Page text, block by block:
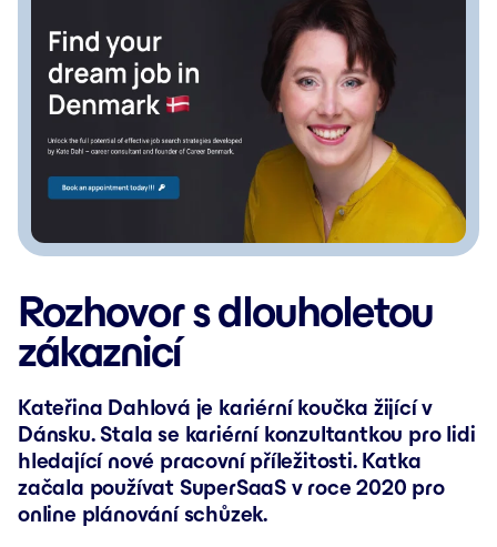
Rozhovor s dlouholetou
zákaznicí
Kateřina Dahlová je kariérní koučka žijící v
Dánsku. Stala se kariérní konzultantkou pro lidi
hledající nové pracovní příležitosti. Katka
začala používat SuperSaaS v roce 2020 pro
online plánování schůzek.